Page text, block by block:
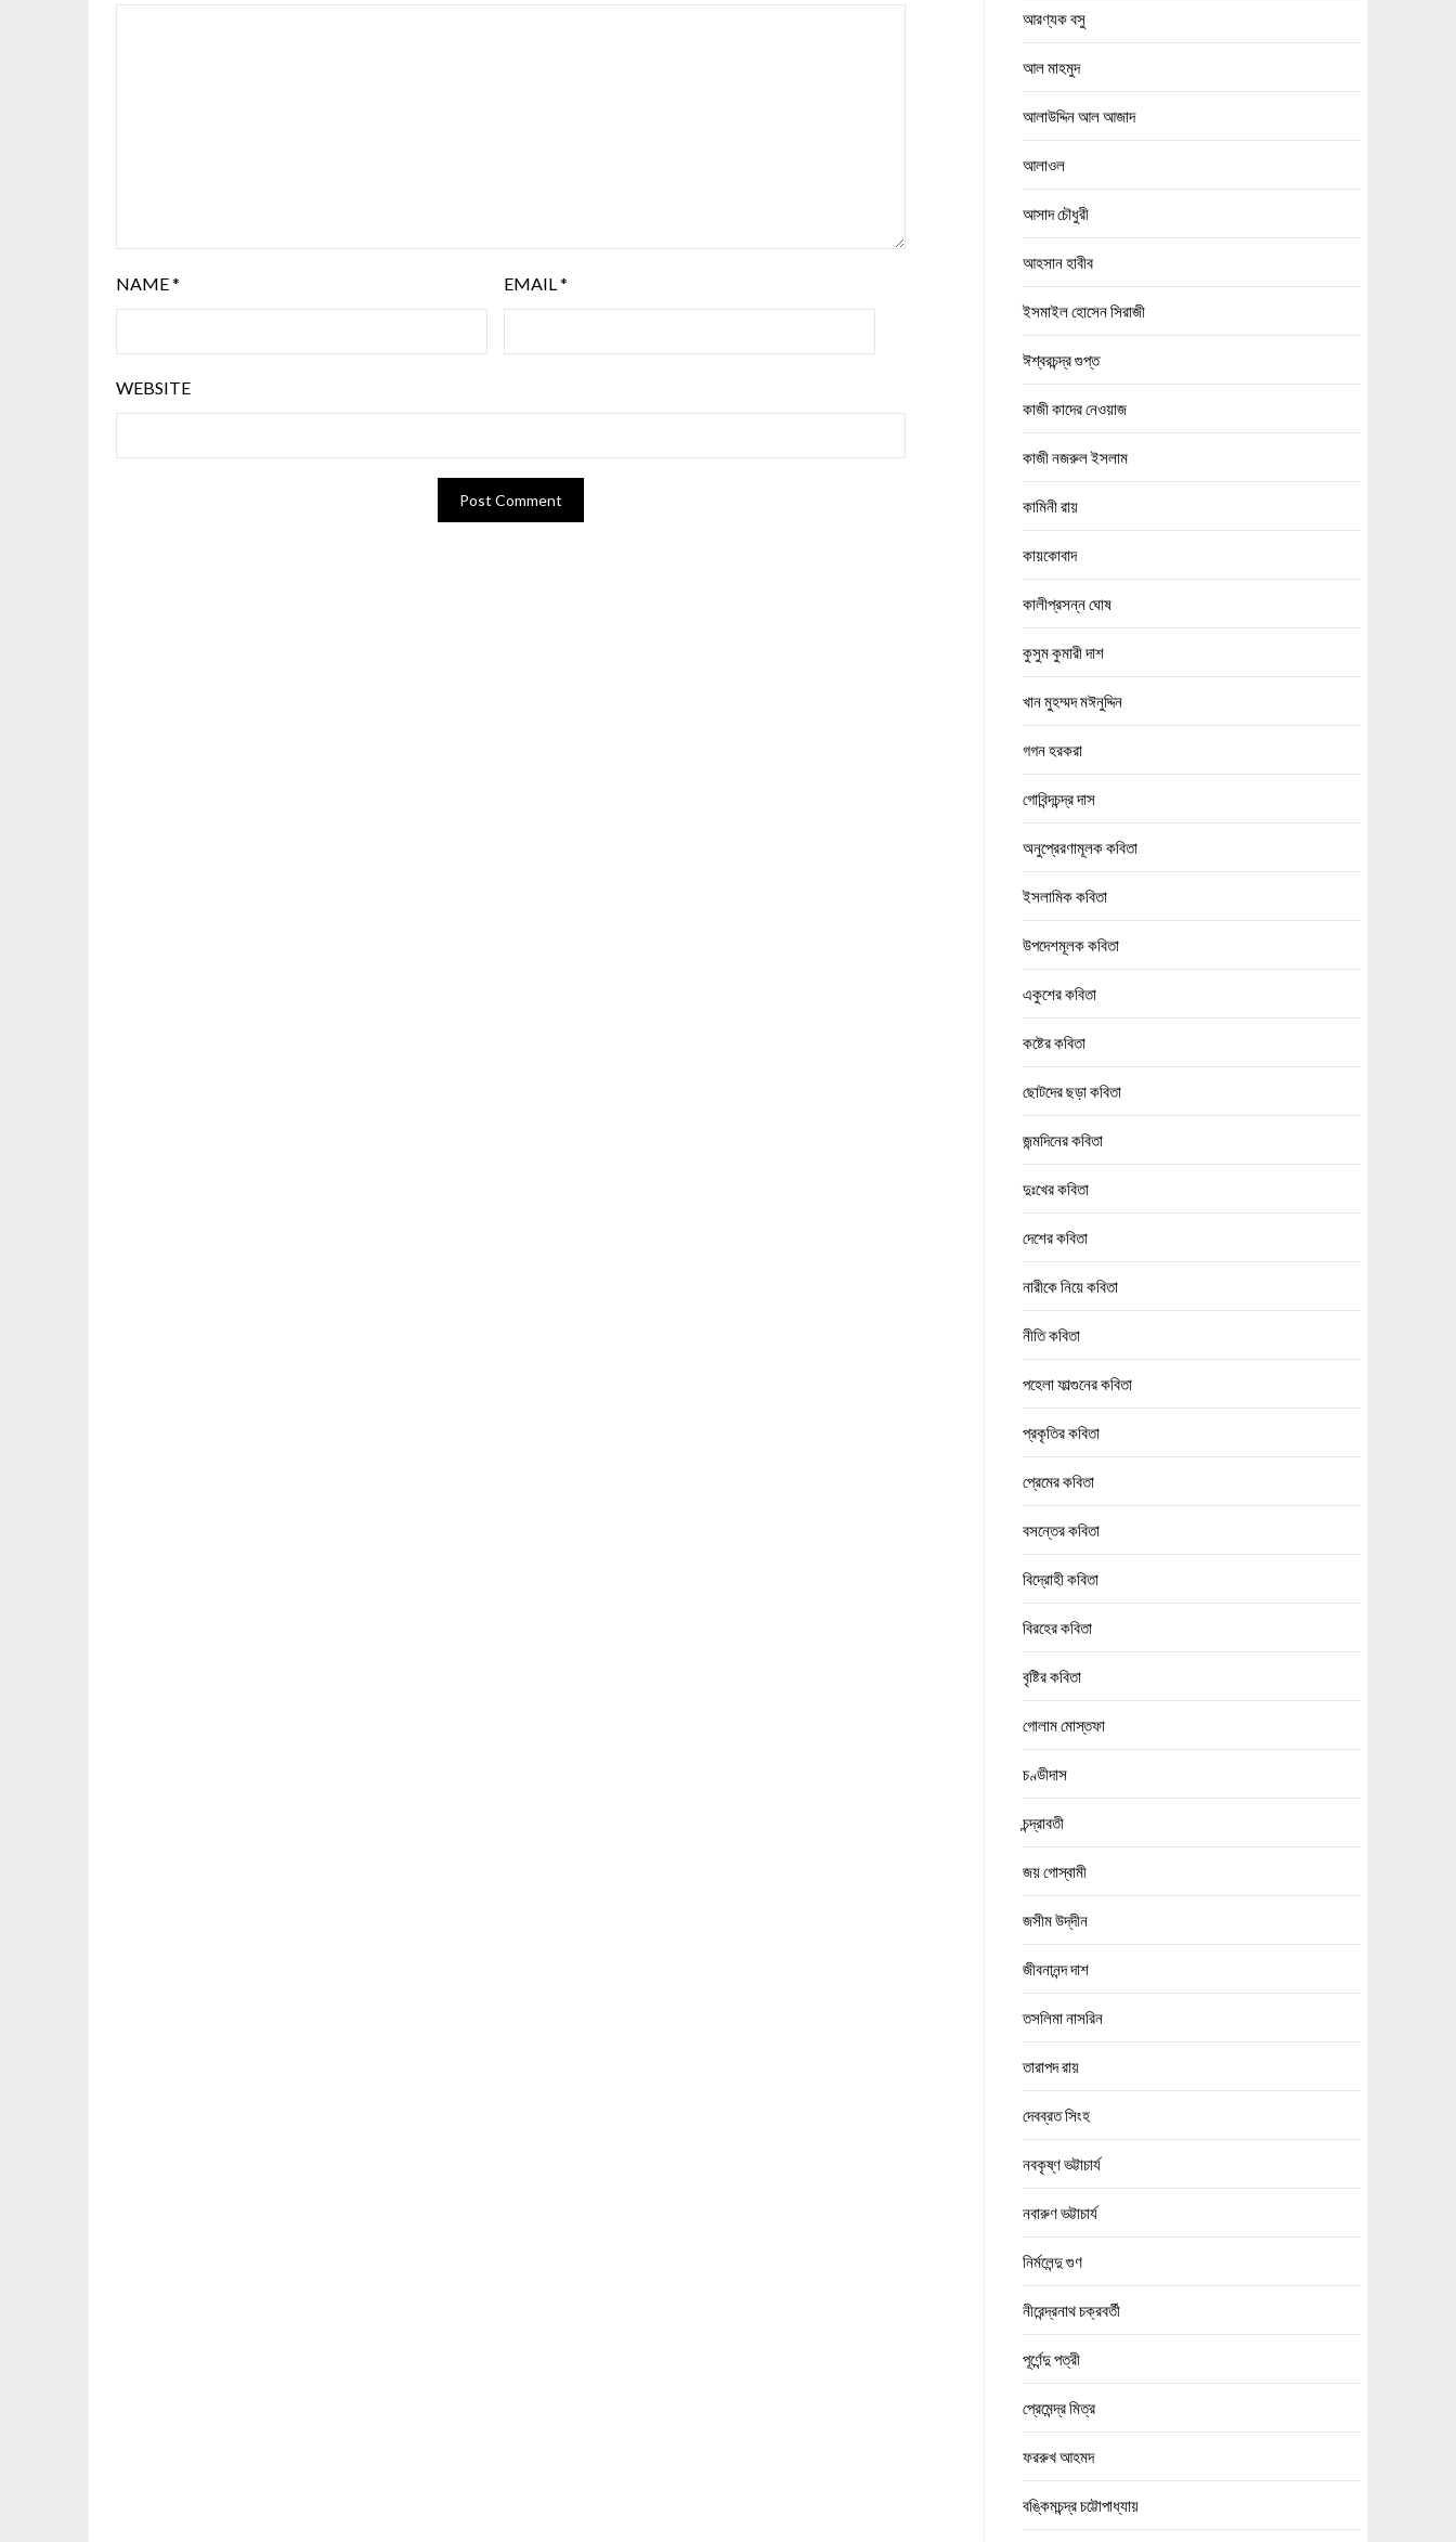
NAME* EMAIL*
WEBSITE
আরণ্যক বসু
আল মাহমুদ
আলাউদ্দিন আল আজাদ
আলাওল
আসাদ চৌধুরী
আহসান হাবীব
ইসমাইল হোসেন সিরাজী
ঈশ্বরচন্দ্র গুপ্ত
কাজী কাদের নেওয়াজ
কাজী নজরুল ইসলাম
কামিনী রায়
কায়কোবাদ
কালীপ্রসন্ন ঘোষ
কুসুম কুমারী দাশ
খান মুহম্মদ মঈনুদ্দিন
গগন হরকরা
গোবিন্দচন্দ্র দাস
অনুপ্রেরণামূলক কবিতা
ইসলামিক কবিতা
উপদেশমূলক কবিতা
একুশের কবিতা
কষ্টের কবিতা
ছোটদের ছড়া কবিতা
জন্মদিনের কবিতা
দুঃখের কবিতা
দেশের কবিতা
নারীকে নিয়ে কবিতা
নীতি কবিতা
পহেলা ফাল্গুনের কবিতা
প্রকৃতির কবিতা
প্রেমের কবিতা
বসন্তের কবিতা
বিদ্রোহী কবিতা
বিরহের কবিতা
বৃষ্টির কবিতা
গোলাম মোস্তফা
চণ্ডীদাস
চন্দ্রাবতী
জয় গোস্বামী
জসীম উদ্‌দীন
জীবনানন্দ দাশ
তসলিমা নাসরিন
তারাপদ রায়
দেবব্রত সিংহ
নবকৃষ্ণ ভট্টাচার্য
নবারুণ ভট্টাচার্য
নির্মলেন্দু গুণ
নীরেন্দ্রনাথ চক্রবর্তী
পূর্ণেন্দু পত্রী
প্রেমেন্দ্র মিত্র
ফররুখ আহমদ
বঙ্কিমচন্দ্র চট্টোপাধ্যায়